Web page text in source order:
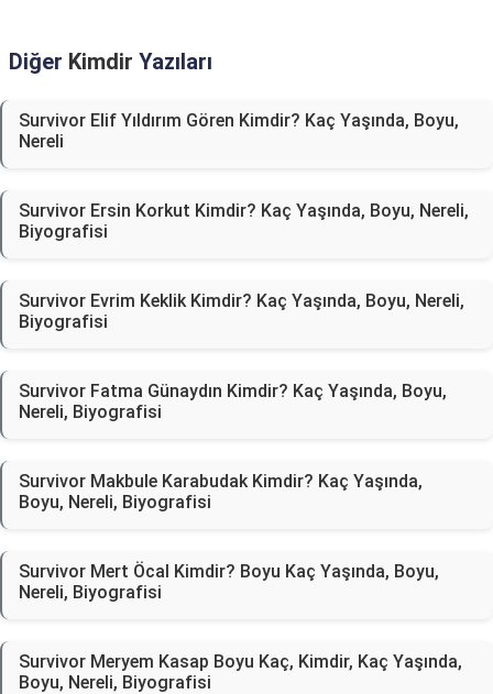
Diğer Kimdir Yazıları
Survivor Elif Yıldırım Gören Kimdir? Kaç Yaşında, Boyu,
Nereli
Survivor Ersin Korkut Kimdir? Kaç Yaşında, Boyu, Nereli,
Biyografisi
Survivor Evrim Keklik Kimdir? Kaç Yaşında, Boyu, Nereli,
Biyografisi
Survivor Fatma Günaydın Kimdir? Kaç Yaşında, Boyu,
Nereli, Biyografisi
Survivor Makbule Karabudak Kimdir? Kaç Yaşında,
Boyu, Nereli, Biyografisi
Survivor Mert Öcal Kimdir? Boyu Kaç Yaşında, Boyu,
Nereli, Biyografisi
Survivor Meryem Kasap Boyu Kaç, Kimdir, Kaç Yaşında,
Boyu, Nereli, Biyografisi